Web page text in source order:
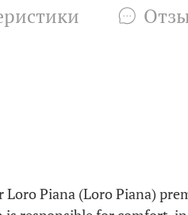
Piana (Loro Piana)